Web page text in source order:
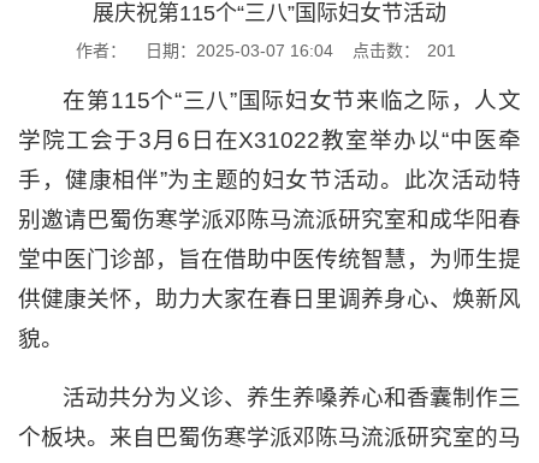
展庆祝第115个“三八”国际妇女节活动
作者： 日期：2025-03-07 16:04 点击数： 201
在第115个“三八”国际妇女节来临之际，人文
学院工会于3月6日在X31022教室举办以“中医牵
手，健康相伴”为主题的妇女节活动。此次活动特
别邀请巴蜀伤寒学派邓陈马流派研究室和成华阳春
堂中医门诊部，旨在借助中医传统智慧，为师生提
供健康关怀，助力大家在春日里调养身心、焕新风
貌。
活动共分为义诊、养生养嗓养心和香囊制作三
个板块。来自巴蜀伤寒学派邓陈马流派研究室的马